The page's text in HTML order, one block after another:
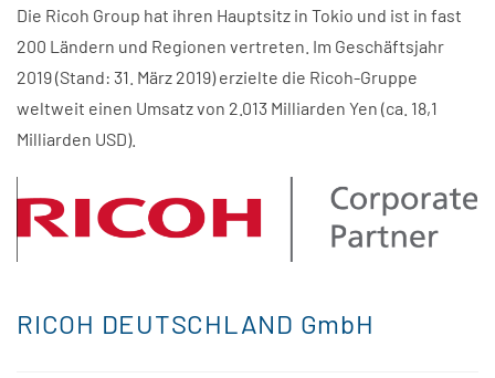
Die Ricoh Group hat ihren Hauptsitz in Tokio und ist in fast
200 Ländern und Regionen vertreten. Im Geschäftsjahr
2019 (Stand: 31. März 2019) erzielte die Ricoh-Gruppe
weltweit einen Umsatz von 2.013 Milliarden Yen (ca. 18,1
Milliarden USD).
RICOH DEUTSCHLAND GmbH